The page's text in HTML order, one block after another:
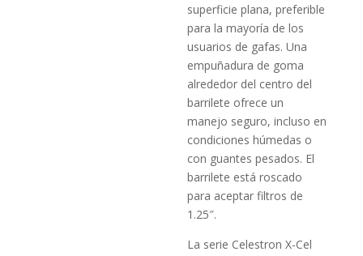
superficie plana, preferible
para la mayoría de los
usuarios de gafas. Una
empuñadura de goma
alrededor del centro del
barrilete ofrece un
manejo seguro, incluso en
condiciones húmedas o
con guantes pesados. El
barrilete está roscado
para aceptar filtros de
1.25″.
La serie Celestron X-Cel